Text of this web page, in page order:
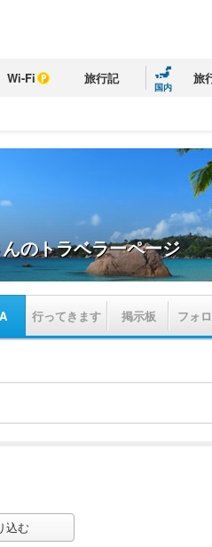
Wi-Fi 旅行記
国内
旅
のトラベラーページ
行ってきます 掲示板 フォ